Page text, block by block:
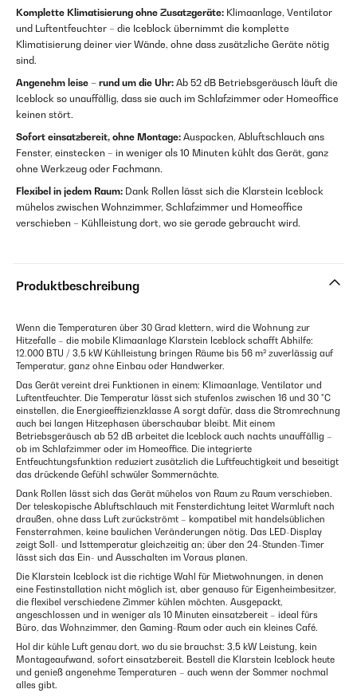
Komplette Klimatisierung ohne Zusatzgeräte: Klimaanlage, Ventilator
und Luftentfeuchter – die Iceblock übernimmt die komplette
Klimatisierung deiner vier Wände, ohne dass zusätzliche Geräte nötig
sind.
Angenehm leise – rund um die Uhr: Ab 52 dB Betriebsgeräusch läuft die
Iceblock so unauffällig, dass sie auch im Schlafzimmer oder Homeoffice
keinen stört.
Sofort einsatzbereit, ohne Montage: Auspacken, Abluftschlauch ans
Fenster, einstecken – in weniger als 10 Minuten kühlt das Gerät, ganz
ohne Werkzeug oder Fachmann.
Flexibel in jedem Raum: Dank Rollen lässt sich die Klarstein Iceblock
mühelos zwischen Wohnzimmer, Schlafzimmer und Homeoffice
verschieben – Kühlleistung dort, wo sie gerade gebraucht wird.
Produktbeschreibung
Wenn die Temperaturen über 30 Grad klettern, wird die Wohnung zur
Hitzefalle – die mobile Klimaanlage Klarstein Iceblock schafft Abhilfe:
12.000 BTU / 3,5 kW Kühlleistung bringen Räume bis 56 m² zuverlässig auf
Temperatur, ganz ohne Einbau oder Handwerker.
Das Gerät vereint drei Funktionen in einem: Klimaanlage, Ventilator und
Luftentfeuchter. Die Temperatur lässt sich stufenlos zwischen 16 und 30 °C
einstellen, die Energieeffizienzklasse A sorgt dafür, dass die Stromrechnung
auch bei langen Hitzephasen überschaubar bleibt. Mit einem
Betriebsgeräusch ab 52 dB arbeitet die Iceblock auch nachts unauffällig –
ob im Schlafzimmer oder im Homeoffice. Die integrierte
Entfeuchtungsfunktion reduziert zusätzlich die Luftfeuchtigkeit und beseitigt
das drückende Gefühl schwüler Sommernächte.
Dank Rollen lässt sich das Gerät mühelos von Raum zu Raum verschieben.
Der teleskopische Abluftschlauch mit Fensterdichtung leitet Warmluft nach
draußen, ohne dass Luft zurückströmt – kompatibel mit handelsüblichen
Fensterrahmen, keine baulichen Veränderungen nötig. Das LED-Display
zeigt Soll- und Isttemperatur gleichzeitig an; über den 24-Stunden-Timer
lässt sich das Ein- und Ausschalten im Voraus planen.
Die Klarstein Iceblock ist die richtige Wahl für Mietwohnungen, in denen
eine Festinstallation nicht möglich ist, aber genauso für Eigenheimbesitzer,
die flexibel verschiedene Zimmer kühlen möchten. Ausgepackt,
angeschlossen und in weniger als 10 Minuten einsatzbereit – ideal fürs
Büro, das Wohnzimmer, den Gaming-Raum oder auch ein kleines Café.
Hol dir kühle Luft genau dort, wo du sie brauchst: 3,5 kW Leistung, kein
Montageaufwand, sofort einsatzbereit. Bestell die Klarstein Iceblock heute
und genieß angenehme Temperaturen – auch wenn der Sommer nochmal
alles gibt.